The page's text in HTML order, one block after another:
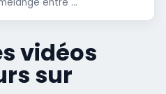
vidéos
sur